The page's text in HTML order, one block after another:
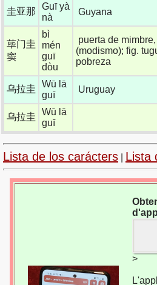
圭亚那
Guī yà
nà
Guyana
荜门圭
窦
bì
mén
guī
dòu
puerta de
(modismo); fig.
pobreza
乌拉圭
Wū lā
guī
Uruguay
乌拉圭
Wū lā
guī
Lista de los carácters Lista
>